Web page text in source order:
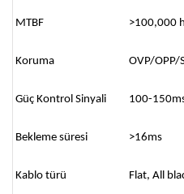
MTBF >100,000
Koruma OVP/OPP/
Güç Kontrol Sinyali 100-
Bekleme süresi >16ms
Kablo türü Flat, All